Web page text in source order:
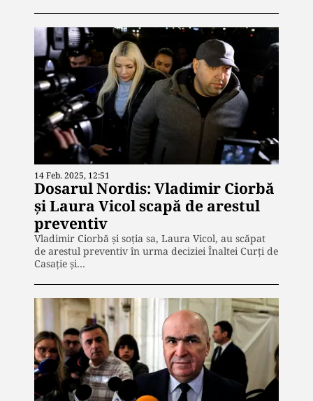
14 Feb. 2025, 12:51
Dosarul Nordis: Vladimir Ciorbă
și Laura Vicol scapă de arestul
preventiv
Vladimir Ciorbă și soția sa, Laura Vicol, au scăpat
de arestul preventiv în urma deciziei Înaltei Curți de
Casație și…